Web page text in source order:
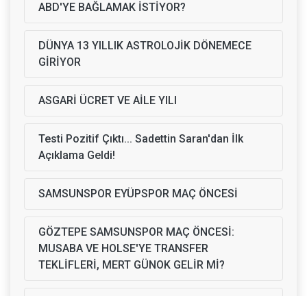
ABD'YE BAĞLAMAK İSTİYOR?
DÜNYA 13 YILLIK ASTROLOJİK DÖNEMECE
GİRİYOR
ASGARİ ÜCRET VE AİLE YILI
Testi Pozitif Çıktı... Sadettin Saran'dan İlk
Açıklama Geldi!
SAMSUNSPOR EYÜPSPOR MAÇ ÖNCESİ
GÖZTEPE SAMSUNSPOR MAÇ ÖNCESİ:
MUSABA VE HOLSE'YE TRANSFER
TEKLİFLERİ, MERT GÜNOK GELİR Mİ?